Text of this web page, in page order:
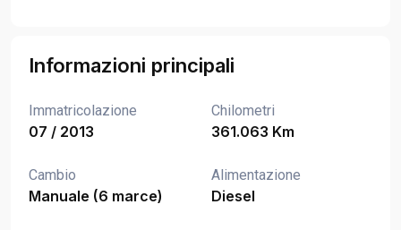
Informazioni principali
Immatricolazione
07 / 2013
Chilometri
361.063 Km
Cambio
Manuale (6 marce)
Alimentazione
Diesel